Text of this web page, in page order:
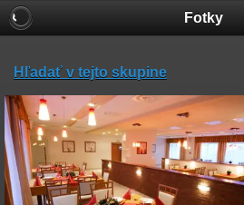
Fotky
Hľadať v tejto skupine